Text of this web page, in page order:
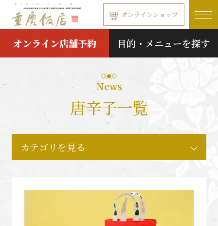
本文へ移動する オンラインショップ
オンライン店舗予約 目的・メニューを探す
News
唐辛子一覧
カテゴリを見る